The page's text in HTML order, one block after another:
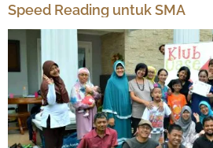
Speed Reading untuk SMA